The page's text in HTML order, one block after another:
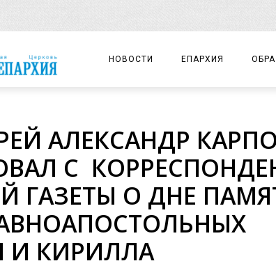
НОВОСТИ ЕПАРХИЯ
ЕПАРХИАЛЬНОЕ
ДОКУМЕНТЫ
ЕПАРХИАЛЬНЫЕ
ДУХОВЕНСТВО
АЛЕКСАНДР
С
ГАЗЕТЫ О ДНЕ
И КИРИЛЛА